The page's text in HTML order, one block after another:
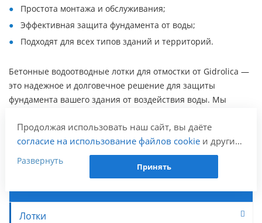
Простота монтажа и обслуживания;
Эффективная защита фундамента от воды;
Подходят для всех типов зданий и территорий.
Бетонные водоотводные лотки для отмостки от Gidrolica —
это надежное и долговечное решение для защиты
фундамента вашего здания от воздействия воды. Мы
профессиональную установку. Обратитесь к нам для
консультации и получения дополнительной информации!
Лотки
Продолжая использовать наш сайт, вы даёте
согласие на использование файлов cookieи других
пользовательских данных (включая IP-адрес,
сведения о местоположении, устройстве, действиях
ретаргетинга и использования систем аналитики
Развернуть
Принять